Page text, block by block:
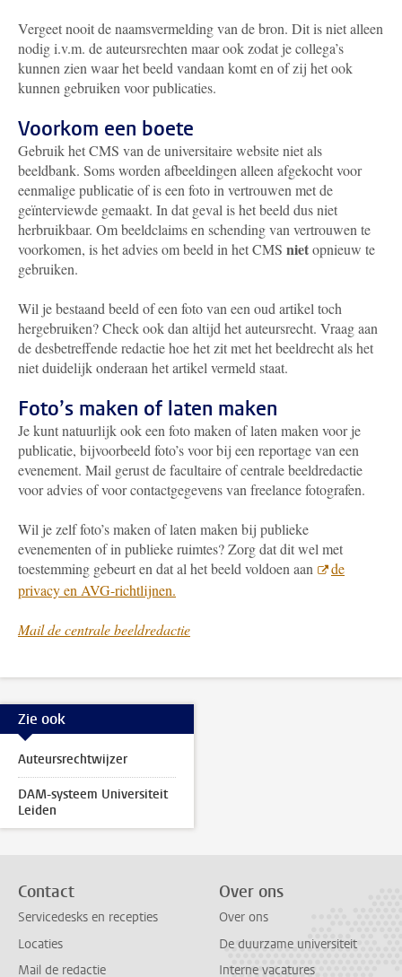
Vergeet nooit de naamsvermelding van de bron. Dit is niet alleen
nodig i.v.m. de auteursrechten maar ook zodat je collega’s
kunnen zien waar het beeld vandaan komt en of zij het ook
kunnen gebruiken voor publicaties.
Voorkom een boete
Gebruik het CMS van de universitaire website niet als
beeldbank. Soms worden afbeeldingen alleen afgekocht voor
eenmalige publicatie of is een foto in vertrouwen met de
geïnterviewde gemaakt. In dat geval is het beeld dus niet
herbruikbaar. Om beeldclaims en schending van vertrouwen te
voorkomen, is het advies om beeld in het CMS nietopnieuw te
gebruiken.
Wil je bestaand beeld of een foto van een oud artikel toch
hergebruiken? Check ook dan altijd het auteursrecht. Vraag aan
de desbetreffende redactie hoe het zit met het beeldrecht als het
niet duidelijk onderaan het artikel vermeld staat.
Foto’s maken of laten maken
Je kunt natuurlijk ook een foto maken of laten maken voor je
publicatie, bijvoorbeeld foto’s voor bij een reportage van een
evenement. Mail gerust de facultaire of centrale beeldredactie
voor advies of voor contactgegevens van freelance fotografen.
Wil je zelf foto’s maken of laten maken bij publieke
evenementen of in publieke ruimtes? Zorg dat dit wel met
toestemming gebeurt en dat al het beeld voldoen aan
de
privacy en AVG-richtlijnen.
Mail de centrale beeldredactie
Zie ook
Auteursrechtwijzer
DAM-systeem Universiteit
Leiden
Contact
Servicedesks en recepties
Locaties
Mail de redactie
Over ons
Over ons
De duurzame universiteit
Interne vacatures